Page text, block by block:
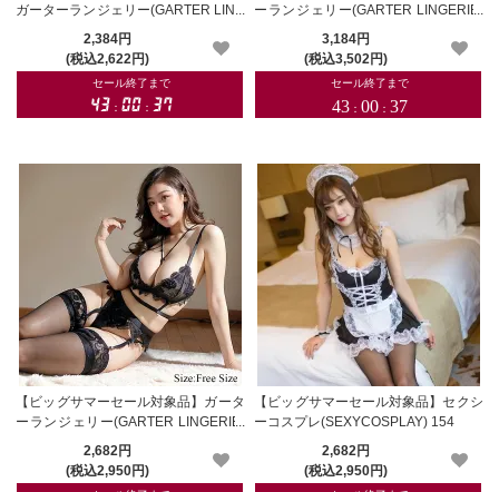
ガーターランジェリー(GARTER LING
ERIE) 158rd
2,384円
(税込2,622円)
ーランジェリー(GARTER LINGERIE)
3,184円
(税込3,502円)
【ビッグサマーセール対象品】ガータ
ーランジェリー(GARTER LINGERIE)
2,682円
(税込2,950円)
【ビッグサマーセール対象品】セクシ
ーコスプレ(SEXYCOSPLAY) 154
2,682円
(税込2,950円)